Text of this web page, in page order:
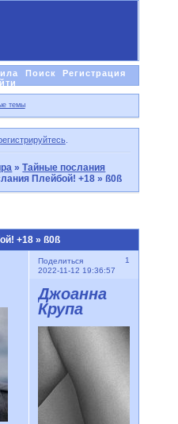
Поиск
Регистрация
темы
.
»Тайные послания
Плейбой! +18 » ß0ß
+18 » ß0ß
Поделиться
1
2022-11-12 19:36:57
Джоанна
Крупа